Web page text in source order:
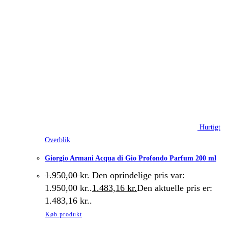
Hurtigt
Overblik
Giorgio Armani Acqua di Gio Profondo Parfum 200 ml
1.950,00kr. Den oprindelige pris var:
1.950,00 kr..1.483,16 kr.Den aktuelle pris er:
1.483,16 kr..
Køb produkt